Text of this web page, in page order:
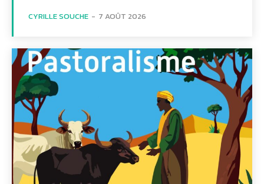
CYRILLE SOUCHE - 7 AOÛT 2026